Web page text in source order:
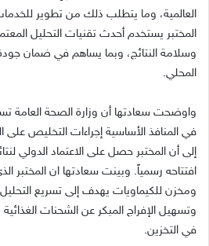
العالمية، وما يتطلب ذلك من تطوير
المختبر يستخدم أحدث تقنيات التحليل
وسلامة النتائج، وبما يساهم في ضمان
المحلي.
واوضحت سعادتها أن وزارة الصحة العامة
في المنافذ الأساسية إجراءات التخليص على
افتتاحه رسمياً. وبينت سعادتها ان
ومخزن للكيماويات يهدف إلى تسريع التحليل
وتسهيل الإفراج المبكر عن الشحنات
في التخزين.